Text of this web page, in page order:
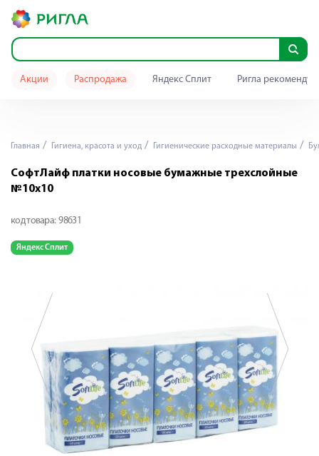
Акции Распродажа Яндекс Сплит Ригла
Главная Гигиена, красота и уход Гигиенические расходные материалы
СофтЛайф платки носовые бумажные трехслойные
№10х10
код товара: 98631
Яндекс Сплит